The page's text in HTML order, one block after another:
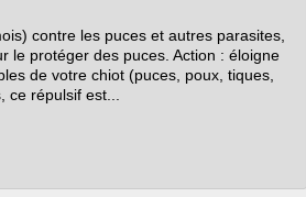
contre les puces et autres parasites,
le protéger des puces. Action : éloigne
de votre chiot (puces, poux, tiques,
répulsif est...